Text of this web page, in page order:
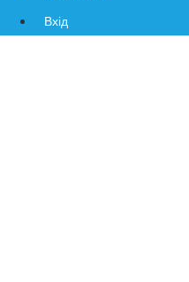
Вхід